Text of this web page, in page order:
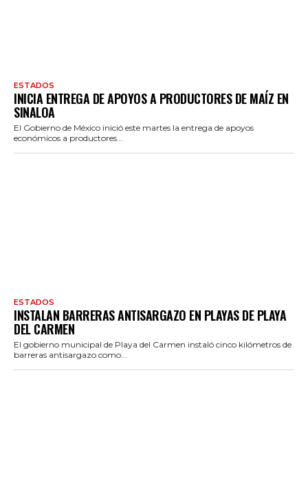
ESTADOS
INICIA ENTREGA DE APOYOS A PRODUCTORES DE MAÍZ EN
SINALOA
El Gobierno de México inició este martes la entrega de apoyos
económicos a productores...
ESTADOS
INSTALAN BARRERAS ANTISARGAZO EN PLAYAS DE PLAYA
DEL CARMEN
El gobierno municipal de Playa del Carmen instaló cinco kilómetros de
barreras antisargazo como...